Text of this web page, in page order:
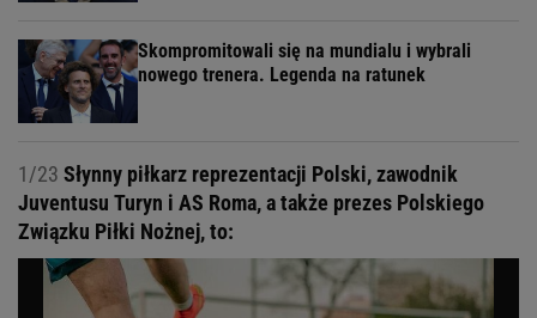
Skompromitowali się na mundialu i wybrali
nowego trenera. Legenda na ratunek
1/23 Słynny piłkarz reprezentacji Polski, zawodnik
Juventusu Turyn i AS Roma, a także prezes Polskiego
Związku Piłki Nożnej, to: